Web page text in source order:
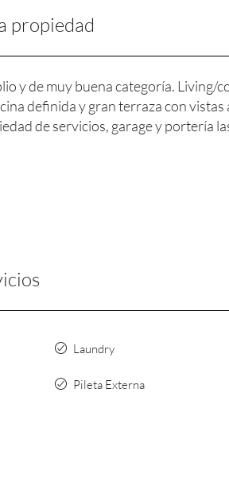
propiedad
y de muy buena categoría. Living/
definida y gran terraza con vistas
de servicios, garage y portería
Laundry
Pileta Externa